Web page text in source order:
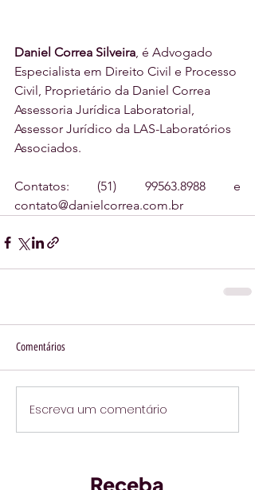
Daniel Correa Silveira, é Advogado
Especialista em Direito Civil e Processo
Civil, Proprietário da Daniel Correa
Assessoria Jurídica Laboratorial,
Assessor Jurídico da LAS-Laboratórios
Associados.
Contatos: (51) 99563.8988 e
contato@danielcorrea.com.br
Comentários
Escreva um comentário
Receba